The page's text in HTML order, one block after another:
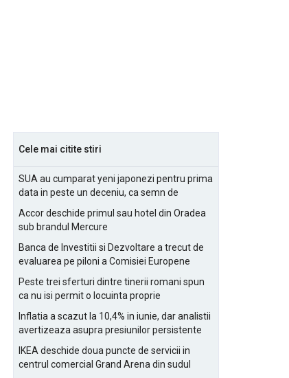
Cele mai citite stiri
SUA au cumparat yeni japonezi pentru prima
data in peste un deceniu, ca semn de
Accor deschide primul sau hotel din Oradea
sub brandul Mercure
Banca de Investitii si Dezvoltare a trecut de
evaluarea pe piloni a Comisiei Europene
Peste trei sferturi dintre tinerii romani spun
ca nu isi permit o locuinta proprie
Inflatia a scazut la 10,4% in iunie, dar analistii
avertizeaza asupra presiunilor persistente
IKEA deschide doua puncte de servicii in
centrul comercial Grand Arena din sudul